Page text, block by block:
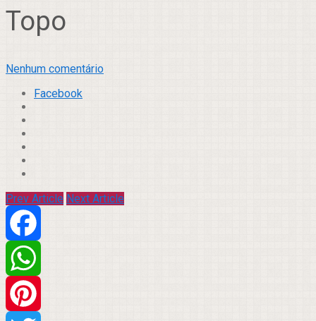
Topo
Nenhum comentário
Facebook
Prev Article Next Article
Facebook
WhatsApp